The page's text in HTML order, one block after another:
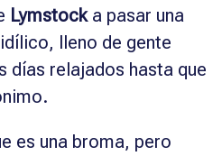
Lymstock a pasar una
lleno de gente
días relajados hasta que
es una broma, pero